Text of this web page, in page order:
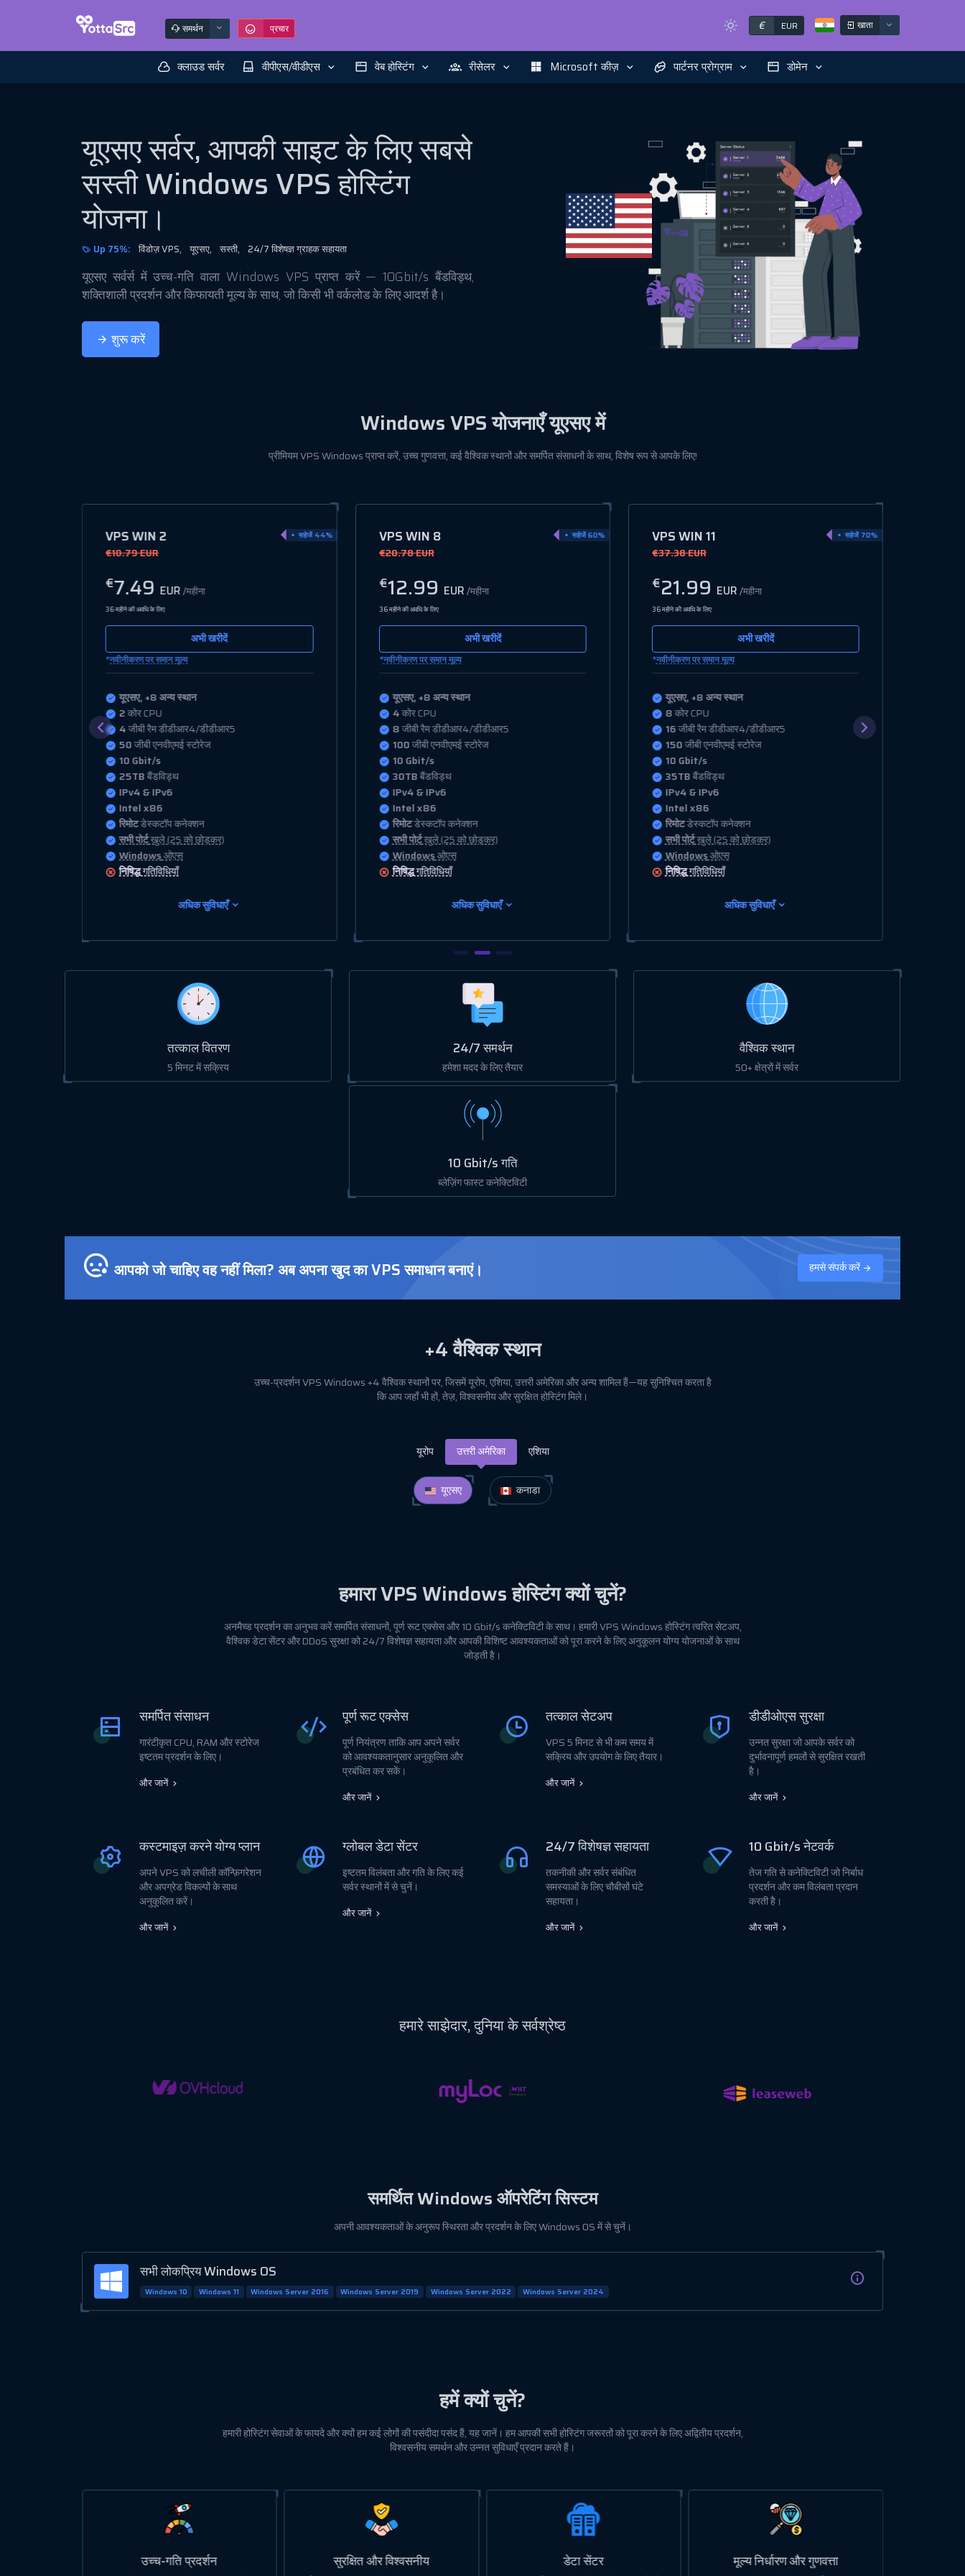
समर्थन प्रचार € EUR खाता
क्लाउड सर्वर वीपीएस/वीडीएस वेब होस्टिंग रीसेलर Microsoft कीज़ पार्टनर प्रोग्राम डोमेन
यूएसए सर्वर, आपकी साइट के लिए सबसे
सस्तीWindows VPS होस्टिंग
योजना।
Up 75%: विंडोज़ VPS, यूएसए, सस्ती, 24/7 विशेषज्ञ ग्राहक सहायता
यूएसए सर्वर्स में उच्च-गति वाला Windows VPS प्राप्त करें — 10Gbit/s बैंडविड्थ,
शक्तिशाली प्रदर्शन और किफायती मूल्य के साथ, जो किसी भी वर्कलोड के लिए आदर्श है।
शुरू करें
Windows VPSयोजनाएँ यूएसए में
प्रीमियम VPS Windows प्राप्त करें, उच्च गुणवत्ता, कई वैश्विक स्थानों और समर्पित संसाधनों के साथ, विशेष रूप से आपके लिए!
VPS WIN 8
€20.78 EUR
सहेजें 60%
€12.99EUR/महीना
36 महीने की अवधि के लिए
अभी खरीदें
*नवीनीकरण पर समान मूल्य
यूएसए, +8 अन्य स्थान
4कोर CPU
8जीबी रैम डीडीआर4/डीडीआर5
100जीबी एनवीएमई स्टोरेज
10 Gbit/s
30TBबैंडविड्थ
IPv4 & IPv6
Intel x86
रिमोटडेस्कटॉप कनेक्शन
सभी पोर्टखुले (25 को छोड़कर)
Windowsओएस
निषिद्धगतिविधियाँ
अधिक सुविधाएँ
VPS WIN 11
€37.38 EUR
सहेजें 70%
€21.99 EUR/महीना
36 महीने की अवधि के लिए
अभी खरीदें
*नवीनीकरण पर समान मूल्य
यूएसए, +8 अन्य स्थान
8कोर CPU
16जीबी रैम डीडीआर4/डीडीआर5
150जीबी एनवीएमई स्टोरेज
10 Gbit/s
35TBबैंडविड्थ
IPv4 & IPv6
Intel x86
रिमोटडेस्कटॉप कनेक्शन
सभी पोर्टखुले (25 को छोड़कर)
Windowsओएस
निषिद्धगतिविधियाँ
अधिक सुविधाएँ
VPS WIN 13
€60.00 EUR
सहेजें 50%
€40.00EUR/महीना
36 महीने की अवधि के लिए
अभी खरीदें
*नवीनीकरण पर समान मूल्य
यूएसए, +8 अन्य स्थान
16कोर CPU
32जीबी रैम डीडीआर4/डीडीआर5
200जीबी एनवीएमई स्टोरेज
10 Gbit/s
35TBबैंडविड्थ
IPv4 & IPv6
Intel x86
रिमोटडेस्कटॉप कनेक्शन
सभी पोर्टखुले (25 को छोड़कर)
Windowsओएस
निषिद्धगतिविधियाँ
अधिक सुविधाएँ
तत्काल वितरण
5 मिनट में सक्रिय
24/7 समर्थन
हमेशा मदद के लिए तैयार
वैश्विक स्थान
50+ क्षेत्रों में सर्वर
10 Gbit/s गति
ब्लेज़िंग फास्ट कनेक्टिविटी
आपको जो चाहिए वह नहीं मिला? अब अपना खुद का VPS समाधान बनाएं। हमसे संपर्क करें
+4वैश्विक स्थान
उच्च-प्रदर्शन VPS Windows +4 वैश्विक स्थानों पर, जिसमें यूरोप, एशिया, उत्तरी अमेरिका और अन्य शामिल हैं—यह सुनिश्चित करता है
कि आप जहाँ भी हों, तेज़, विश्वसनीय और सुरक्षित होस्टिंग मिले।
यूरोप उत्तरी अमेरिका एशिया
यूएसए कनाडा
हमारा VPS Windows होस्टिंग क्यों चुनें?
अनमैच्ड प्रदर्शन का अनुभव करें समर्पित संसाधनों, पूर्ण रूट एक्सेस और 10 Gbit/s कनेक्टिविटी के साथ। हमारी VPS Windows होस्टिंग त्वरित सेटअप,
वैश्विक डेटा सेंटर और DDoS सुरक्षा को 24/7 विशेषज्ञ सहायता और आपकी विशिष्ट आवश्यकताओं को पूरा करने के लिए अनुकूलन योग्य योजनाओं के साथ
जोड़ती है।
समर्पित संसाधन
गारंटीकृत CPU, RAM और स्टोरेज
इष्टतम प्रदर्शन के लिए।
और जानें
पूर्ण रूट एक्सेस
पूर्ण नियंत्रण ताकि आप अपने सर्वर
को आवश्यकतानुसार अनुकूलित और
प्रबंधित कर सकें।
और जानें
तत्काल सेटअप
VPS 5 मिनट से भी कम समय में
सक्रिय और उपयोग के लिए तैयार।
और जानें
डीडीओएस सुरक्षा
उन्नत सुरक्षा जो आपके सर्वर को
दुर्भावनापूर्ण हमलों से सुरक्षित रखती
है।
और जानें
कस्टमाइज़ करने योग्य प्लान
अपने VPS को लचीली कॉन्फ़िगरेशन
और अपग्रेड विकल्पों के साथ
अनुकूलित करें।
और जानें
ग्लोबल डेटा सेंटर
इष्टतम विलंबता और गति के लिए कई
सर्वर स्थानों में से चुनें।
और जानें
24/7 विशेषज्ञ सहायता
तकनीकी और सर्वर संबंधित
समस्याओं के लिए चौबीसों घंटे
सहायता।
और जानें
10 Gbit/s नेटवर्क
तेज गति से कनेक्टिविटी जो निर्बाध
प्रदर्शन और कम विलंबता प्रदान
करती है।
और जानें
हमारेसाझेदार,दुनिया के सर्वश्रेष्ठ
समर्थितWindowsऑपरेटिंग सिस्टम
अपनी आवश्यकताओं के अनुरूप स्थिरता और प्रदर्शन के लिए Windows OS में से चुनें।
सभी लोकप्रिय Windows OS
Windows 10 Windows 11 Windows Server 2016 Windows Server 2019 Windows Server 2022 Windows Server 2024
हमें क्यों चुनें?
हमारी होस्टिंग सेवाओं के फायदे और क्यों हम कई लोगों की पसंदीदा पसंद हैं, यह जानें। हम आपकी सभी होस्टिंग जरूरतों को पूरा करने के लिए अद्वितीय प्रदर्शन,
विश्वसनीय समर्थन और उन्नत सुविधाएँ प्रदान करते हैं।
सुरक्षित और विश्वसनीय डेटा सेंटर मूल्य निर्धारण और गुणवत्ता उपयोगकर्ता-अनुकूल डैशबोर्ड